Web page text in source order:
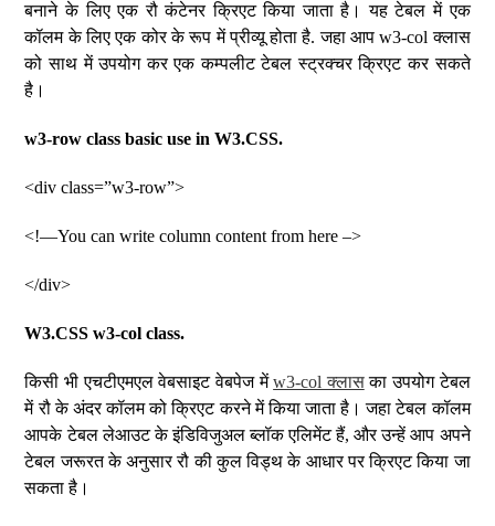
बनाने के लिए एक रौ कंटेनर क्रिएट किया जाता है। यह टेबल में एक
कॉलम के लिए एक कोर के रूप में प्रीव्यू होता है. जहा आप w3-col क्लास
को साथ में उपयोग कर एक कम्पलीट टेबल स्ट्रक्चर क्रिएट कर सकते
है।
w3-row class basic use in W3.CSS.
<div class=”w3-row”>
<!—You can write column content from here –>
</div>
W3.CSS w3-col class.
किसी भी एचटीएमएल वेबसाइट वेबपेज मेंw3-col क्लासका उपयोग टेबल
में रौ के अंदर कॉलम को क्रिएट करने में किया जाता है। जहा टेबल कॉलम
आपके टेबल लेआउट के इंडिविजुअल ब्लॉक एलिमेंट हैं, और उन्हें आप अपने
टेबल जरूरत के अनुसार रौ की कुल विड्थ के आधार पर क्रिएट किया जा
सकता है।